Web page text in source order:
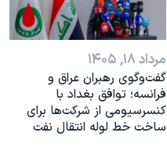
مرداد ۱۸, ۱۴۰۵
گفت‌وگوی رهبران عراق و
فرانسه؛ توافق بغداد با
کنسرسیومی از شرکت‌ها برای
ساخت خط لوله انتقال نفت